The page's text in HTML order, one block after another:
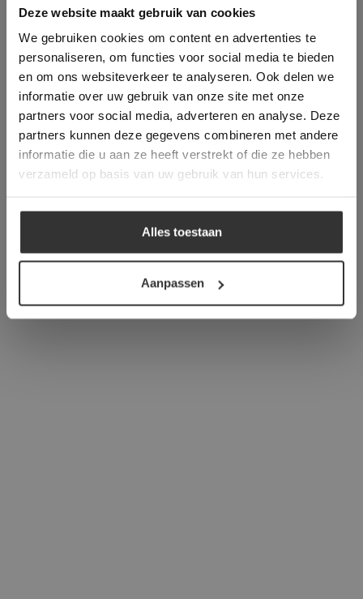
Deze website maakt gebruik van cookies
We gebruiken cookies om content en advertenties te
personaliseren, om functies voor social media te bieden
en om ons websiteverkeer te analyseren. Ook delen we
informatie over uw gebruik van onze site met onze
partners voor social media, adverteren en analyse. Deze
partners kunnen deze gegevens combineren met andere
informatie die u aan ze heeft verstrekt of die ze hebben
verzameld op basis van uw gebruik van hun services.
Alles toestaan
Aanpassen
This Cookie Banner was deleted and is no
longer working. Please contact the website
administrator.
Deze website gebruikt cookies om de
gebruikerservaring te verbeteren. Door
gebruik te maken van onze website geeft u
toestemming voor alle cookies in
overeenstemming met ons cookiebeleid.Lees
verder
ALLES ACCEPTEREN
ALLES AFWIJZEN
DETAILS WEERGEVEN